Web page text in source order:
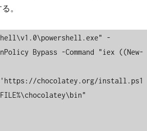
。
-
Bypass -Command "iex ((New-
chocolatey.org/install.ps1